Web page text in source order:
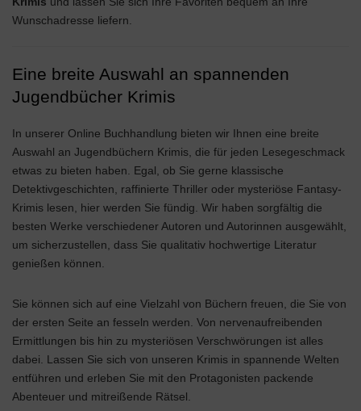
Wunschadresse liefern.
Eine breite Auswahl an spannenden
Jugendbücher Krimis
In unserer Online Buchhandlung bieten wir Ihnen eine breite
Auswahl an Jugendbüchern Krimis, die für jeden Lesegeschmack
etwas zu bieten haben. Egal, ob Sie gerne klassische
Detektivgeschichten, raffinierte Thriller oder mysteriöse Fantasy-
Krimis lesen, hier werden Sie fündig. Wir haben sorgfältig die
besten Werke verschiedener Autoren und Autorinnen ausgewählt,
um sicherzustellen, dass Sie qualitativ hochwertige Literatur
genießen können.
Sie können sich auf eine Vielzahl von Büchern freuen, die Sie von
der ersten Seite an fesseln werden. Von nervenaufreibenden
Ermittlungen bis hin zu mysteriösen Verschwörungen ist alles
dabei. Lassen Sie sich von unseren Krimis in spannende Welten
entführen und erleben Sie mit den Protagonisten packende
Abenteuer und mitreißende Rätsel.